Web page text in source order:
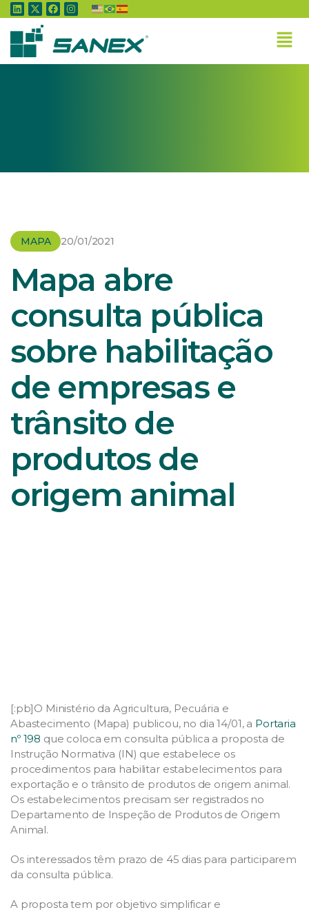
Home » MAPA »
Mapa abre consulta pública sobre habilitação de
empresas e trânsito de produtos de origem animal
MAPA 20/01/2021
Mapa abre
consulta pública
sobre habilitação
de empresas e
trânsito de
produtos de
origem animal
[:pb]O Ministério da Agricultura, Pecuária e
Abastecimento (Mapa) publicou, no dia 14/01, a Portaria
nº 198 que coloca em consulta pública a proposta de
Instrução Normativa (IN) que estabelece os
procedimentos para habilitar estabelecimentos para
exportação e o trânsito de produtos de origem animal.
Os estabelecimentos precisam ser registrados no
Departamento de Inspeção de Produtos de Origem
Animal.
Os interessados têm prazo de 45 dias para participarem
da consulta pública.
A proposta tem por objetivo simplificar e